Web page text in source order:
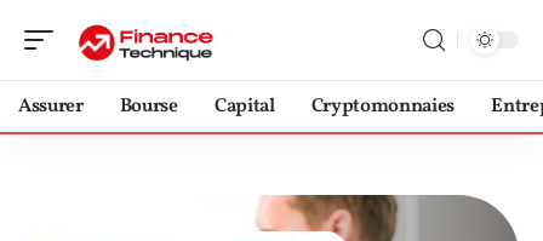
Assurer Bourse Capital Cryptomonnaies